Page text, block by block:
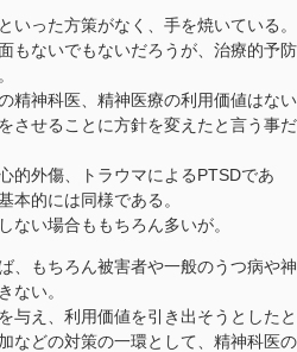
いった方策がなく、手を焼いている。
もないでもないだろうが、治療的予防
精神科医、精神医療の利用価値はない
させることに方針を変えたと言う事だ
的外傷、トラウマによるPTSDであ
本的には同様である。
ない場合ももちろん多いが。
、もちろん被害者や一般のうつ病や神
ない。
与え、利用価値を引き出そうとしたと
などの対策の一環として、精神科医の